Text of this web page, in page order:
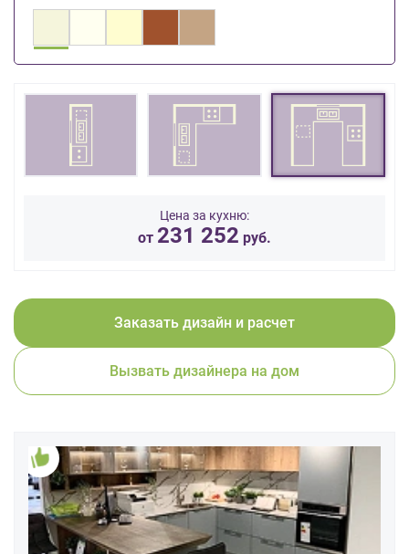
Цена за кухню:
от 231 252 руб.
Заказать дизайн и расчет
Вызвать дизайнера на дом
порядке
условиях
персональных